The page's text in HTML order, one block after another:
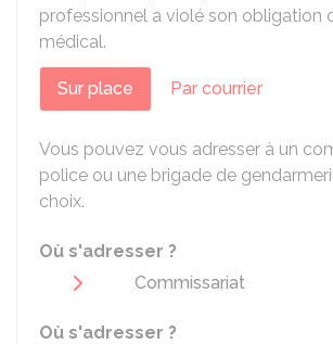
professionnel a violé son obligation
médical.
Sur place Par courrier
Vous pouvez vous adresser à un
police ou une brigade de
choix.
Où s'adresser ?
Commissariat
Où s'adresser ?